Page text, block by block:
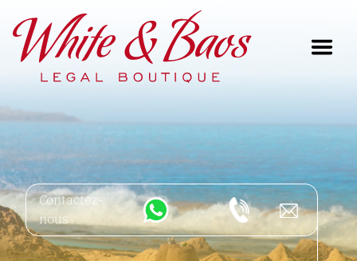
Main Navigation
Contactez-
nous